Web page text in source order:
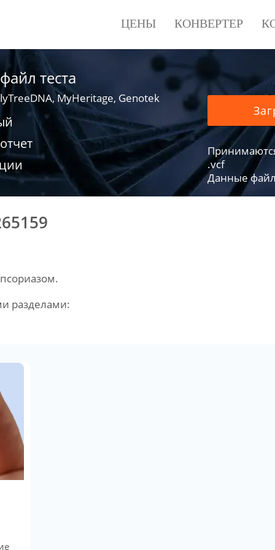
ЦЕНЫ КОНВЕРТЕР
теста
MyHeritage, Genotek
.vcf
Данные
разделами: